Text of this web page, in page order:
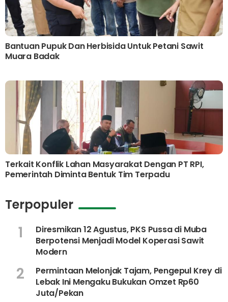
Bantuan Pupuk Dan Herbisida Untuk Petani Sawit
Muara Badak
Terkait Konflik Lahan Masyarakat Dengan PT RPI,
Pemerintah Diminta Bentuk Tim Terpadu
Terpopuler
1
Diresmikan 12 Agustus, PKS Pussa di Muba
Berpotensi Menjadi Model Koperasi Sawit
Modern
2
Permintaan Melonjak Tajam, Pengepul Krey di
Lebak Ini Mengaku Bukukan Omzet Rp60
Juta/Pekan